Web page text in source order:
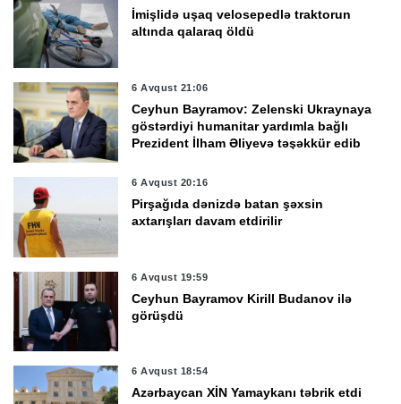
İmişlidə uşaq velosepedlə traktorun
altında qalaraq öldü
6 Avqust 21:06
Ceyhun Bayramov: Zelenski Ukraynaya
göstərdiyi humanitar yardımla bağlı
Prezident İlham Əliyevə təşəkkür edib
6 Avqust 20:16
Pirşağıda dənizdə batan şəxsin
axtarışları davam etdirilir
6 Avqust 19:59
Ceyhun Bayramov Kirill Budanov ilə
görüşdü
6 Avqust 18:54
Azərbaycan XİN Yamaykanı təbrik etdi